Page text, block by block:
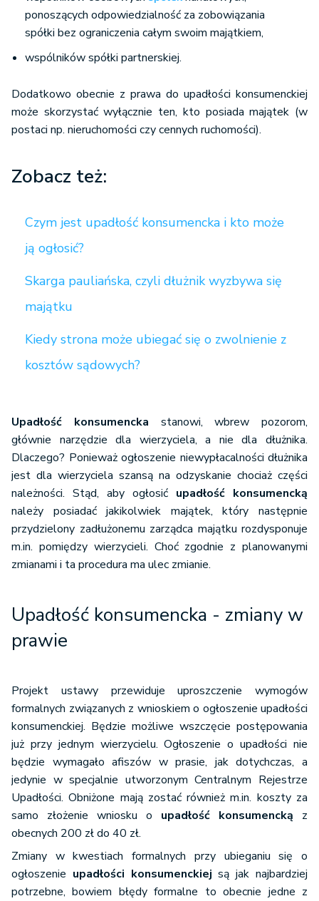
ponoszących odpowiedzialność za zobowiązania
spółki bez ograniczenia całym swoim majątkiem,
wspólników spółki partnerskiej.
Dodatkowo obecnie z prawa do upadłości konsumenckiej
może skorzystać wyłącznie ten, kto posiada majątek (w
postaci np. nieruchomości czy cennych ruchomości).
Zobacz też:
Czym jest upadłość konsumencka i kto może
ją ogłosić?
Skarga pauliańska, czyli dłużnik wyzbywa się
majątku
Kiedy strona może ubiegać się o zwolnienie z
kosztów sądowych?
Upadłość konsumencka stanowi, wbrew pozorom,
głównie narzędzie dla wierzyciela, a nie dla dłużnika.
Dlaczego? Ponieważ ogłoszenie niewypłacalności dłużnika
jest dla wierzyciela szansą na odzyskanie chociaż części
należności. Stąd, aby ogłosić upadłość konsumencką
należy posiadać jakikolwiek majątek, który następnie
przydzielony zadłużonemu zarządca majątku rozdysponuje
m.in. pomiędzy wierzycieli. Choć zgodnie z planowanymi
zmianami i ta procedura ma ulec zmianie.
Upadłość konsumencka - zmiany w
prawie
Projekt ustawy przewiduje uproszczenie wymogów
formalnych związanych z wnioskiem o ogłoszenie upadłości
konsumenckiej. Będzie możliwe wszczęcie postępowania
już przy jednym wierzycielu. Ogłoszenie o upadłości nie
będzie wymagało afiszów w prasie, jak dotychczas, a
jedynie w specjalnie utworzonym Centralnym Rejestrze
Upadłości. Obniżone mają zostać również m.in. koszty za
samo złożenie wniosku o upadłość konsumencką z
obecnych 200 zł do 40 zł.
Zmiany w kwestiach formalnych przy ubieganiu się o
ogłoszenie upadłości konsumenckiej są jak najbardziej
potrzebne, bowiem błędy formalne to obecnie jedne z